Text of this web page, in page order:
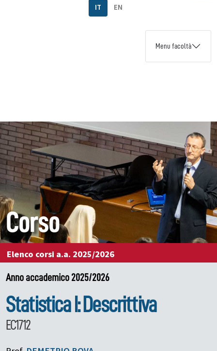
IT EN
Menu facoltà
Corso
Elenco corsi a.a. 2025/2026
Anno accademico 2025/2026
Statistica I: Descrittiva
EC1712